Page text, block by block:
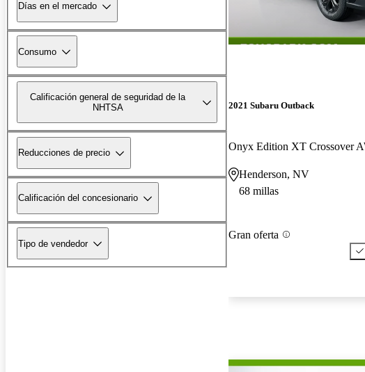
Días en el mercado
Consumo
Calificación general de seguridad de la
NHTSA
Reducciones de precio
Calificación del concesionario
Tipo de vendedor
2021 Subaru Outback
Onyx Edition XT Crossover
Henderson, NV
68 millas
Gran oferta